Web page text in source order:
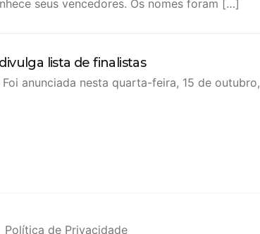
seus vencedores. Os nomes foram […]
lista de finalistas
anunciada nesta quarta-feira, 15 de outubro,
Política de Privacidade